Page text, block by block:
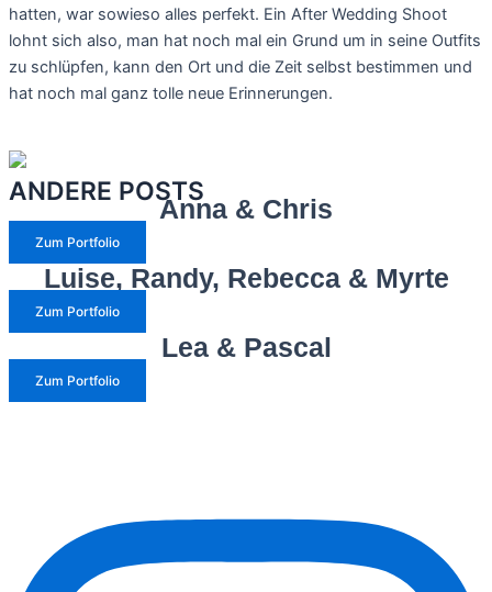
hatten, war sowieso alles perfekt. Ein After Wedding Shoot
lohnt sich also, man hat noch mal ein Grund um in seine Outfits
zu schlüpfen, kann den Ort und die Zeit selbst bestimmen und
hat noch mal ganz tolle neue Erinnerungen.
ANDERE POSTS
Anna & Chris
Zum Portfolio
Luise, Randy, Rebecca & Myrte
Zum Portfolio
Lea & Pascal
Zum Portfolio